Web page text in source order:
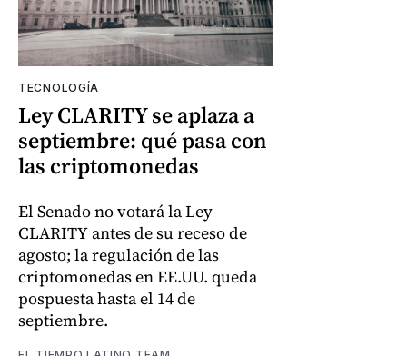
TECNOLOGÍA
Ley CLARITY se aplaza a
septiembre: qué pasa con
las criptomonedas
El Senado no votará la Ley
CLARITY antes de su receso de
agosto; la regulación de las
criptomonedas en EE.UU. queda
pospuesta hasta el 14 de
septiembre.